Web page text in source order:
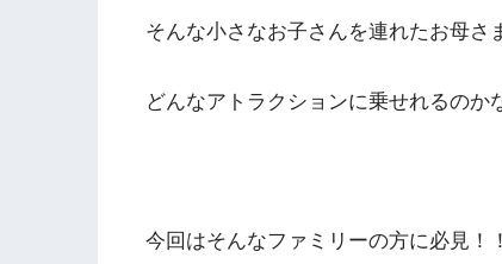
そんな小さなお子さんを連れたお母さ
どんなアトラクションに乗せれるの
今回はそんなファミリーの方に必見！！